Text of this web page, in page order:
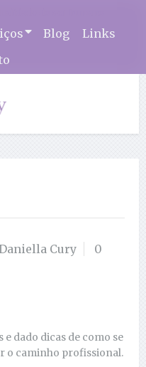
Blog
Links
Cury
0
dado dicas de como se
o caminho profissional.